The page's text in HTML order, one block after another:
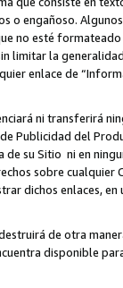
o engañoso.
no esté
limitar la
enlace de
ni transferirá
Publicidad del
su Sitio ni en
sobre
dichos enlaces,
de otra
disponible